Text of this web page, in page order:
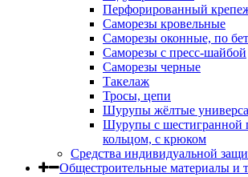
Перфорированный
Саморезы кровельные
Саморезы оконные, по
Саморезы с пресс-шайбой
Саморезы черные
Такелаж
Тросы, цепи
Шурупы жёлтые
Шурупы с шестигранной
кольцом, с крюком
Средства индивидуальной
Общестроительные материалы и